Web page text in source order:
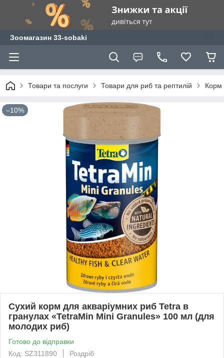
Зоомагазин 33-sobaki
Товари та послуги Товари для риб та рептилій Корм
–10%
Сухий корм для акваріумних риб Tetra в
гранулах «TetraMin Mini Granules» 100 мл (для
молодих риб)
Готово до відправки
Код: SZ311890
Роздріб